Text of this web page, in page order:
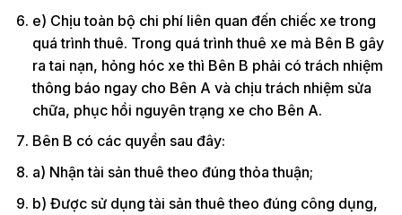
e) Chịu toàn bộ chi phí liên quan đến chiếc xe trong
quá trình thuê. Trong quá trình thuê xe mà Bên B gây
ra tai nạn, hỏng hóc xe thì Bên B phải có trách nhiệm
thông báo ngay cho Bên A và chịu trách nhiệm sửa
chữa, phục hồi nguyên trạng xe cho Bên A.
Bên B có các quyền sau đây:
a) Nhận tài sản thuê theo đúng thỏa thuận;
b) Được sử dụng tài sản thuê theo đúng công dụng,